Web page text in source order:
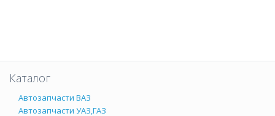
Каталог
Автозапчасти ВАЗ
Автозапчасти УАЗ,ГАЗ